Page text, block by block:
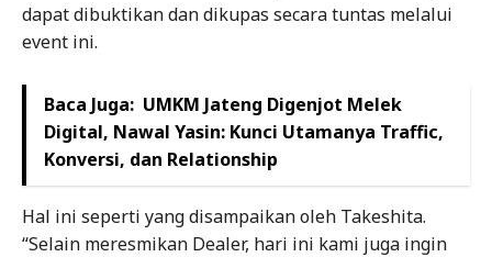
dapat dibuktikan dan dikupas secara tuntas melalui
event ini.
Baca Juga: UMKM Jateng Digenjot Melek
Digital, Nawal Yasin: Kunci Utamanya Traffic,
Konversi, dan Relationship
Hal ini seperti yang disampaikan oleh Takeshita.
“Selain meresmikan Dealer, hari ini kami juga ingin